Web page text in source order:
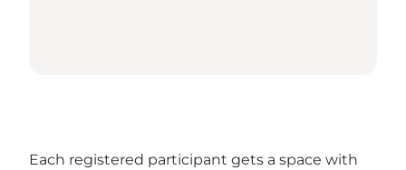
Each registered participant gets a space with